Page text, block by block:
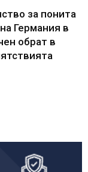
за понита
Германия в
обрат в